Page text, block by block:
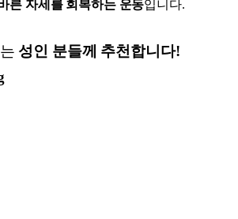
른 자세를 회복하는 운동입니다.
성인 분들께 추천합니다!